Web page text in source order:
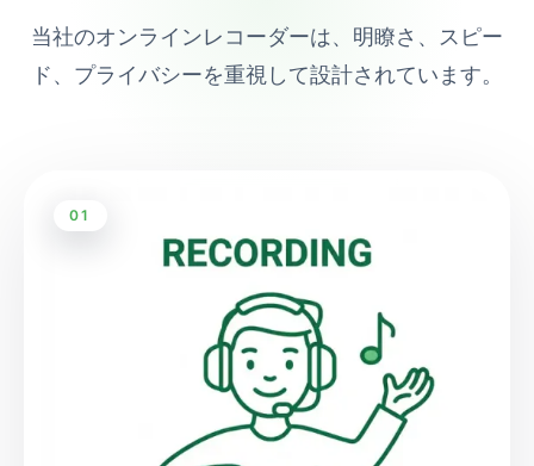
当社のオンラインレコーダーは、明瞭さ、スピー
ド、プライバシーを重視して設計されています。
01